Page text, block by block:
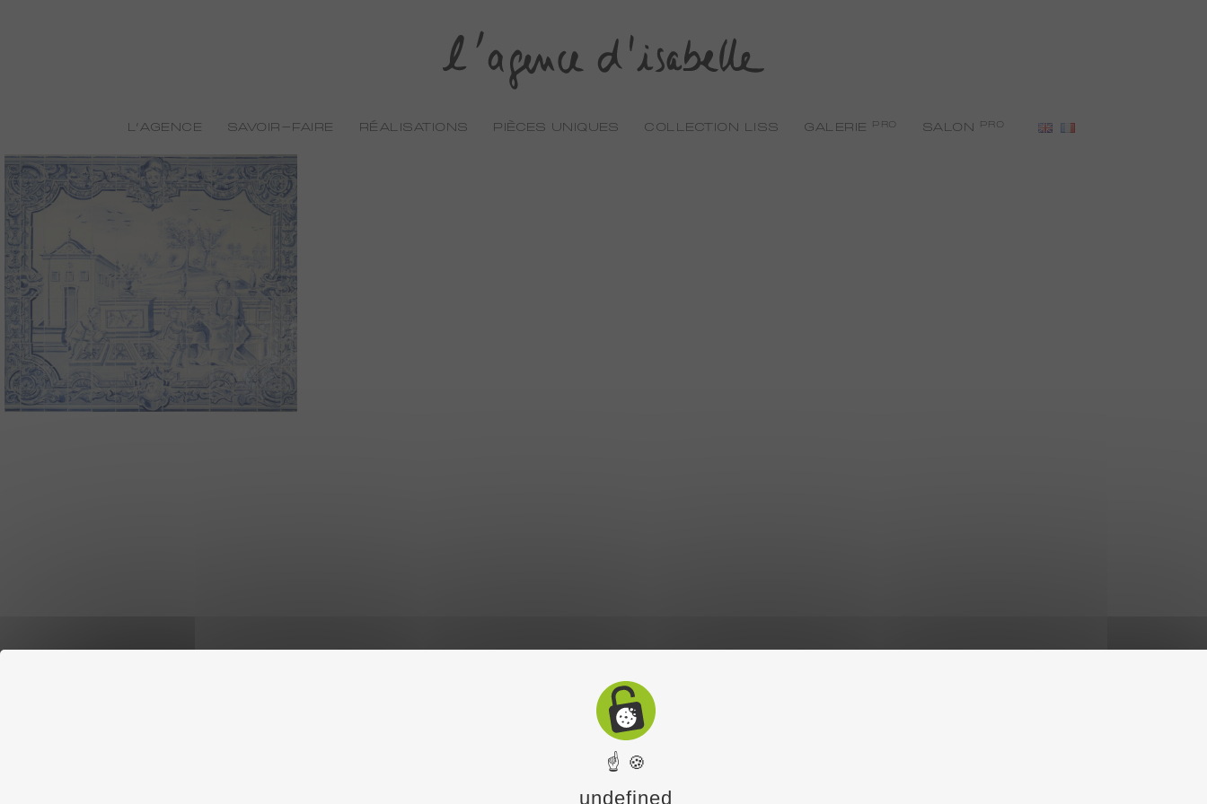
L’AGENCE SAVOIR-FAIRE RÉALISATIONS PIÈCES UNIQUES COLLECTION LISS GALERIE PRO SALON PRO
☝ 🍪
undefined